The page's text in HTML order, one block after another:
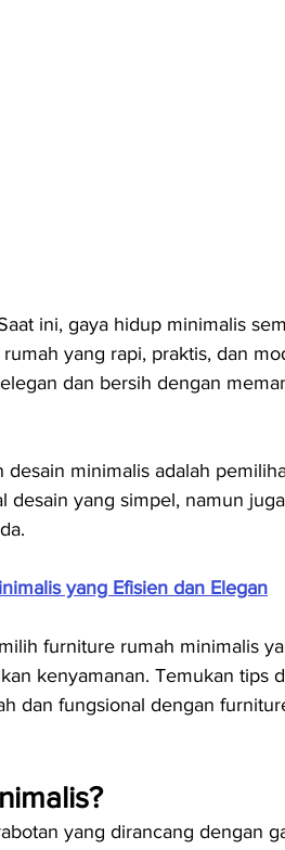
ini, gaya hidup minimalis
yang rapi, praktis, dan
dan bersih dengan
minimalis adalah
desain yang simpel, namun
yang Efisien dan Elegan
furniture rumah minimalis
kenyamanan. Temukan tips
dan fungsional dengan
yang dirancang dengan